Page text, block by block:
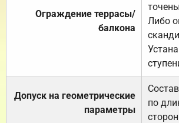
Ограждение террасы/
балкона
Либо
Допуск на геометрические
параметры
по